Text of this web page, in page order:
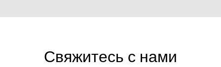
Свяжитесь с нами